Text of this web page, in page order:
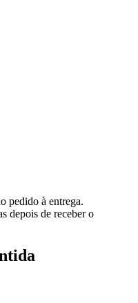
pedido à entrega.
depois de receber o